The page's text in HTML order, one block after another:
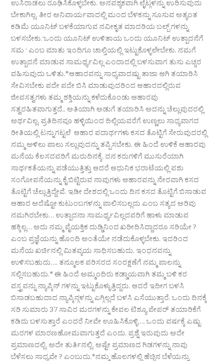
ಉಸಿರಾಡಲು ರೂಢಿಸಿಕೊಳ್ಳಬೇಕು. ಅನವಶ್ಯಕವಾಗಿ ಲೈಟ್ಗಳನ್ನು ಉರಿಸುವುದು
ಬೇಕಾಗಿಲ್ಲ. ತೀರ ಅನಿವಾರ್ಯವಾದಲ್ಲಿ ಮಂದ ಬೆಳಕನ್ನು ಸೂಸುವ ಅತ್ಯಂತ
ಕಡಿಮೆ ಯೂನಿಟ್ ಬಳಕೆಯಾಗುವ ನವೀಕೃತ ಮಾದರಿಯ ಬಲ್ಬ್ ಗಳನ್ನು
ಬಳಸಬೇಕು.‘ಒಂದು ಯೂನಿಟ್ ಉಳಿತಾಯ ಒಂದು ಯೂನಿಟ್ ಉತ್ಪಾದನೆಗೆ
ಸಮ ‘ ಎಂಬ ಮಾತು ಇಂದಿಗೂ ಚಾಲ್ತಿಯಲ್ಲಿ ಇಟ್ಟುಕೊಳ್ಳಲೇಬೇಕು. ನಮಗೆ
ಉತ್ಪಾದನೆ ಮಾಡುವ ಸಾಮರ್ಥ್ಯವಿಲ್ಲ ಎಂದಾದಲ್ಲಿ ಬಳಸುವಾಗ ತುಸು ಎಚ್ಚರ
ವಹಿಸುವುದು ಒಳಿತು.*ಆಹಾರವನ್ನು ಸಾಧ್ಯವಾದಷ್ಟು ತಾಜಾ ಆಗಿ ತಯಾರಿಸಿ
ಸೇವಿಸಬೇಕು ಪದೇ ಪದೇ ಬಿಸಿ ಮಾಡುವುದರಿಂದ ಆಹಾರದಲ್ಲಿರುವ
ಜೀವಸತ್ವಗಳು ತಮ್ಮ ಶಕ್ತಿಯನ್ನು ಕಳೆದುಕೊಂಡು ಆಹಾರವು
ಸತ್ವರಹಿತವಾಗುತ್ತದೆ.. ಅತಿಯಾಗಿ ಅಡುಗೆ ತಯಾರಿಸಿ ಅದನ್ನು ಚೆಲ್ಲುವುದರಲ್ಲಿ
ಅರ್ಥವಿಲ್ಲ. ಪ್ರತಿದಿನವೂ ಹಳ್ಳಿಯಿಂದ ದಿಲ್ಲಿಯವರೆಗೆ ಉಣ್ಣಲು ಸಾಧ್ಯವಾಗದ
ರೀತಿಯಲ್ಲಿ ಟನ್ನುಗಟ್ಟಲೆ ಆಹಾರ ಪದಾರ್ಥಗಳು ಕಸದ ತೊಟ್ಟಿಗೆ ಸೇರುವುದರಲ್ಲಿ
ನಮ್ಮ ಅಳಿಲು ಪಾಲು ಸಲ್ಲುವುದನ್ನು ತಪ್ಪಿಸಬೇಕು. ಈ ಹಿಂದೆ ಉಳಿಕೆ ಆಹಾರವು
ಮನೆಯ ಕೆಲಸದವರಿಗೆ ಮರುದಿನಕ್ಕೆ, ದನ ಕರುಗಳಿಗೆ ಮುಸುರೆಯಾಗಿ
ಸಾರ್ಥಕತೆಯನ್ನು ಪಡೆಯುತ್ತಿತ್ತು ಆದರೆ ಆಧುನಿಕ ಭರಾಟೆಯಲ್ಲಿ ಪಶು
ಸಂಗೋಪನೆಯನ್ನು ಕೈ ಬಿಟ್ಟಿರುವ ನಾವುಗಳು ಆಹಾರವನ್ನು ನೇರವಾಗಿ ಕಸದ
ತೊಟ್ಟಿಗೆ ಚೆಲ್ಲುತ್ತಿದ್ದೇವೆ. ಇಡೀ ದೇಶದಲ್ಲಿ ಒಂದು ದಿನ ಕಸದ ತೊಟ್ಟಿಗೆ ಬಿಸಾಡುವ
ಆಹಾರ ಅದೆಷ್ಟೋ ಕುಟುಂಬಗಳನ್ನು ಪಾಲಿಸಬಲ್ಲದು ಎಂಬ ಸತ್ಯದ ಅರಿವು
ನಮಗಿರಬೇಕು… ಉತ್ಪಾದನಾ ಸಾಮರ್ಥ್ಯವಿಲ್ಲದವರಿಗೆ ಹಾಳು ಮಾಡುವ
ಹಕ್ಕಿಲ್ಲ… ಅದು ನಮ್ಮ ವೈಯಕ್ತಿಕ ದುಡ್ಡಿನಿಂದ ಖರೀದಿಸಿದ್ದಾದರೂ ಸರಿಯೇ ?
ಎಂಬ ಪ್ರಜ್ಞೆಯನ್ನು ಹೊಂದಿ ಅಂತೆಯೇ ನಡೆದುಕೊಳ್ಳಬೇಕು. ಇದರಿಂದ
ಮನೆಯ ಖರ್ಚಿನಲ್ಲಿ ಮಿತವ್ಯಯ ಸಾಧಿಸಬಹುದು. ಇಂಧನವನ್ನು
ಉಳಿಸಬಹುದು…. ತನ್ಮೂಲಕ ಪರಿಸರದ ಸಂರಕ್ಷಣೆಗೆ ನಮ್ಮ ಪಾಲನ್ನು
ಸಲ್ಲಿಸಬಹುದು.* ಈ ಹಿಂದೆ ಅಮ್ಮಂದಿರು ಕಡ್ಡಾಯವಾಗಿ ತಮ್ಮ ಬಳಿ ಕರ
ವಸ್ತ್ರವನ್ನು ನ್ಯಾಪ್ಕಿನ್ ಗಳನ್ನು ಇಟ್ಟುಕೊಳ್ಳುತ್ತಿದ್ದರು. ಆದರೆ ಇದೀಗ ಬಳಸಿ
ಬಿಸಾಡಬಹುದಾದ ನ್ಯಾಪ್ಕಿನ್ಗಳನ್ನು ಎಗ್ಗಿಲ್ಲದೆ ಬಳಸಿ ಎಸೆಯುತ್ತಾರೆ. ಒಂದು ದಿನಕ್ಕೆ
ಸರಿ ಸುಮಾರು 37 ಸಾವಿರ ಮರಗಳನ್ನು ಕೇವಲ ಟಿಶ್ಯೂ ಪೇಪರ್ ತಯಾರಿಕೆಗೆ
ಕಡಿದು ಬಳಸುತ್ತಾರೆ ಎಂದರೆ ನೀವೇ ಊಹಿಸಿಕೊಳ್ಳಿ…. ಒಂದು ವರ್ಷಕ್ಕೆ ಎಷ್ಟು
ಮರಗಳ ಮಾರಣಹೋಮವಾಗುತ್ತದೆ ಎಂದು. ಪ್ರಶ್ನೆ ಇರುವುದು ಅದೇ
ಪ್ರಮಾಣದಲ್ಲಿ, ಅದೇ ತುರ್ತಿನಲ್ಲಿ, ಅಷ್ಟೇ ಪ್ರಮಾಣದ ಗಿಡಗಳನ್ನು ನಾವು
ಬೆಳೆಸಲು ಸಾಧ್ಯವೇ ? ಎಂಬುದು.*ನಮ್ಮ ಹೊಲಗಳಲ್ಲಿ ಹೆಚ್ಚಿನ ಬೆಳೆಯನ್ನು